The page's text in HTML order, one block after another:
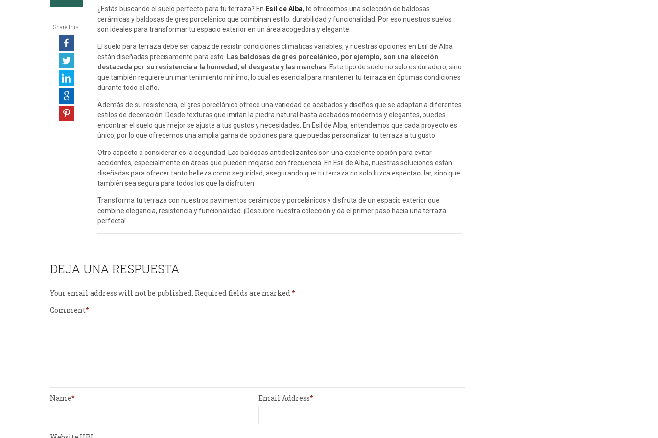
Share this:
¿Estás buscando el suelo perfecto para tu terraza? En Esil de Alba, te ofrecemos una selección de baldosas
cerámicas y baldosas de gres porcelánico que combinan estilo, durabilidad y funcionalidad. Por eso nuestros suelos
son ideales para transformar tu espacio exterior en un área acogedora y elegante.
El suelo para terraza debe ser capaz de resistir condiciones climáticas variables, y nuestras opciones en Esil de Alba
están diseñadas precisamente para esto.
Las baldosas de gres porcelánico, por ejemplo, son una elección
destacada por su resistencia a la humedad, el desgaste y las manchas . Este tipo de suelo no solo es duradero, sino
que también requiere un mantenimiento mínimo, lo cual es esencial para mantener tu terraza en óptimas condiciones
durante todo el año.
Además de su resistencia, el gres porcelánico ofrece una variedad de acabados y diseños que se adaptan a diferentes
estilos de decoración. Desde texturas que imitan la piedra natural hasta acabados modernos y elegantes, puedes
encontrar el suelo que mejor se ajuste a tus gustos y necesidades. En Esil de Alba, entendemos que cada proyecto es
único, por lo que ofrecemos una amplia gama de opciones para que puedas personalizar tu terraza a tu gusto.
Otro aspecto a considerar es la seguridad. Las baldosas antideslizantes son una excelente opción para evitar
accidentes, especialmente en áreas que pueden mojarse con frecuencia. En Esil de Alba, nuestras soluciones están
diseñadas para ofrecer tanto belleza como seguridad, asegurando que tu terraza no solo luzca espectacular, sino que
también sea segura para todos los que la disfruten.
Transforma tu terraza con nuestros pavimentos cerámicos y porcelánicos y disfruta de un espacio exterior que
combine elegancia, resistencia y funcionalidad. ¡Descubre nuestra colección y da el primer paso hacia una terraza
perfecta!
DEJA UNA RESPUESTA
Your email address will not be published. Required fields are marked
Comment
Name Email Address